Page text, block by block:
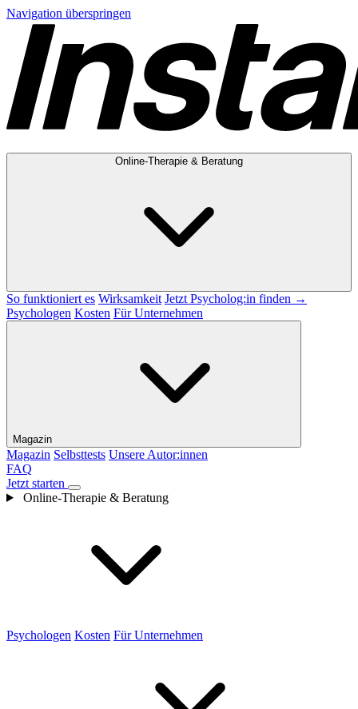
Navigation überspringen
Online-Therapie & Beratung
So funktioniert es Wirksamkeit Jetzt Psycholog:in finden →
Psychologen Kosten Für Unternehmen
Magazin
Magazin Selbsttests Unsere Autor:innen
FAQ
Jetzt starten
Online-Therapie & Beratung
Psychologen Kosten Für Unternehmen